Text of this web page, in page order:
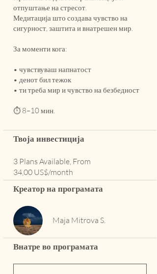
отпуштање на стресот.
Медитација што создава чувство на
сигурност, заштита и внатрешен мир.
За моменти кога:
• чувствуваш напнатост
• денот бил тежок
• ти треба мир и чувство на безбедност
⏱ 8–10 мин.
Твоја инвестиција
3 Plans Available, From
34,00 US$/month
Креатор на програмата
Maja Mitrova S.
Внатре во програмата